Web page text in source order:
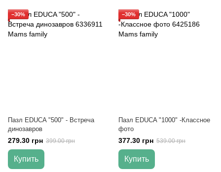
−30%
Пазл EDUCA "500" - Встреча
динозавров
279.30 грн 399.00 грн
Купить
−30%
Пазл EDUCA "1000" -Классное
фото
377.30 грн 539.00 грн
Купить